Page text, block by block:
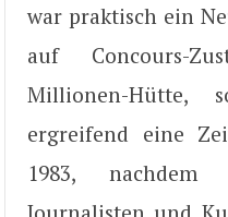
war praktisch ein
auf Concours-
Millionen-Hütte,
ergreifend eine
1983,